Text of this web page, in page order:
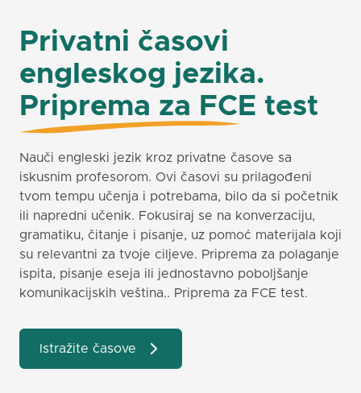
Privatni časovi
engleskog jezika.
Priprema za FCE test
Nauči engleski jezik kroz privatne časove sa
iskusnim profesorom. Ovi časovi su prilagođeni
tvom tempu učenja i potrebama, bilo da si početnik
ili napredni učenik. Fokusiraj se na konverzaciju,
gramatiku, čitanje i pisanje, uz pomoć materijala koji
su relevantni za tvoje ciljeve. Priprema za polaganje
ispita, pisanje eseja ili jednostavno poboljšanje
komunikacijskih veština.. Priprema za FCE test.
Istražite časove